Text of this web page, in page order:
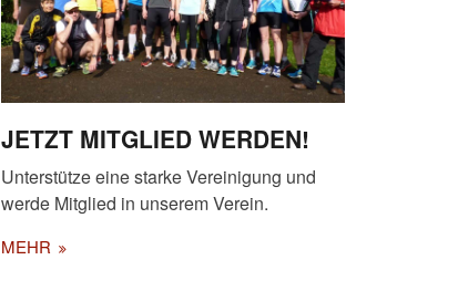
JETZT MITGLIED WERDEN!
Unterstütze eine starke Vereinigung und
werde Mitglied in unserem Verein.
MEHR